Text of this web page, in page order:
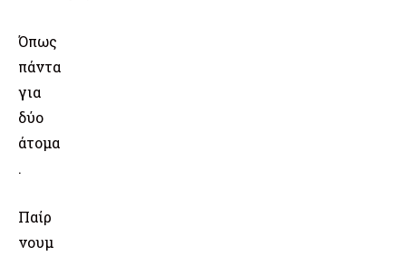
Όπως
πάντα
για
δύο
άτομα
.
Παίρ
νουμ